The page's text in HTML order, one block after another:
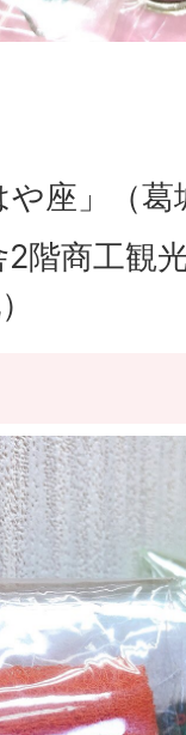
や座」（
2階商工観